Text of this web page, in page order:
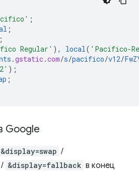
;
;
;
Regular' ), local ( 'Pacifico-
.gstatic.com/s/pacifico/v12/
);
;
Google
&display=swap /
/ &display=fallback в конец